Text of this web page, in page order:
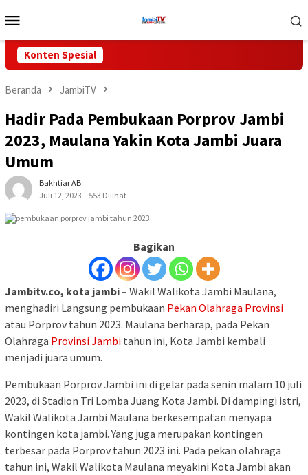
ke
Mobile
Konten Spesial
Beranda JambiTV
Hadir Pada Pembukaan Porprov Jambi
2023, Maulana Yakin Kota Jambi Juara
Umum
Bakhtiar AB
Juli 12, 2023
553 Dilihat
Bagikan
Jambitv.co, kota jambi – Wakil Walikota Jambi Maulana,
menghadiri Langsung pembukaan Pekan Olahraga Provinsi
atau Porprov tahun 2023. Maulana berharap, pada Pekan
Olahraga Provinsi Jambi tahun ini, Kota Jambi kembali
menjadi juara umum.
Pembukaan Porprov Jambi ini di gelar pada senin malam 10 juli
2023, di Stadion Tri Lomba Juang Kota Jambi. Di dampingi istri,
Wakil Walikota Jambi Maulana berkesempatan menyapa
kontingen kota jambi. Yang juga merupakan kontingen
terbesar pada Porprov tahun 2023 ini. Pada pekan olahraga
tahun ini, Wakil Walikota Maulana meyakini Kota Jambi akan